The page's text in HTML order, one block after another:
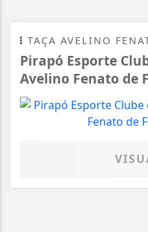
TAÇA AVELINO
Pirapó Esporte
Avelino Fenato de